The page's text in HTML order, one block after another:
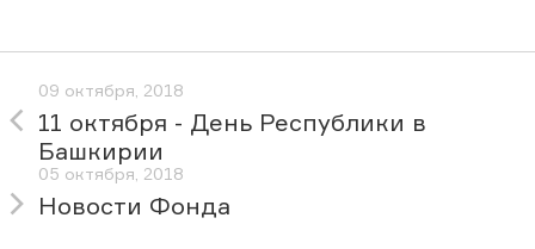
09 октября, 2018
11 октября - День Республики в
Башкирии
05 октября, 2018
Новости Фонда